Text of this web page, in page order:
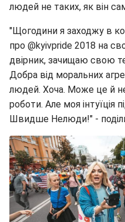
людей не таких, як він
"Щогодини я заходжу в
про @kyivpride 2018 на
двірник, зачищаю свою
Добра від моральних
людей. Хоча. Може це й
роботи. Але моя інтуїція
Швидше Нелюди!" -